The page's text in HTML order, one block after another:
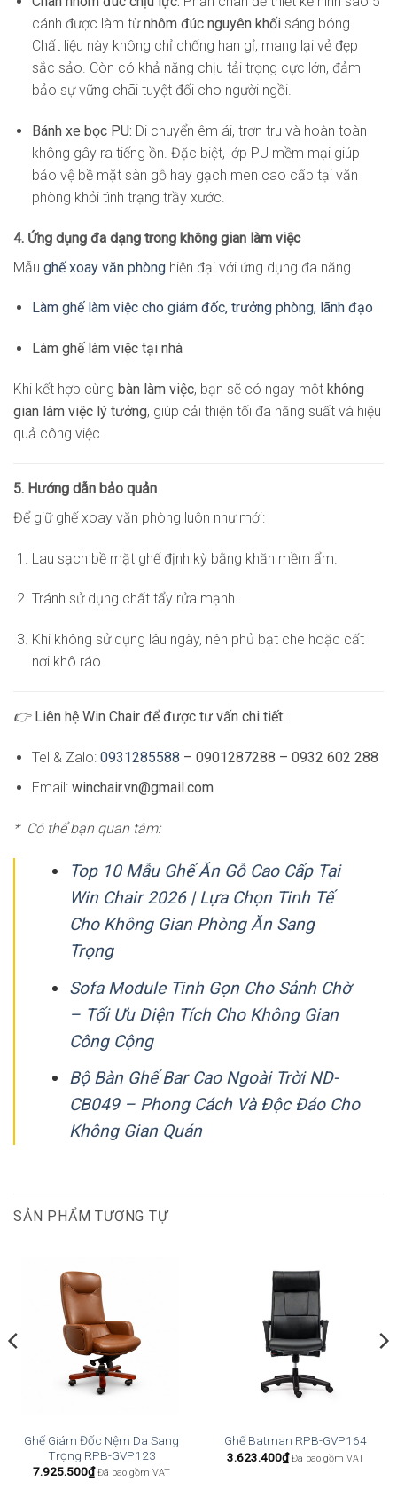
cánh được làm từnhôm đúc nguyên khốisáng bóng.
Chất liệu này không chỉ chống han gỉ, mang lại vẻ đẹp
sắc sảo. Còn có khả năng chịu tải trọng cực lớn, đảm
bảo sự vững chãi tuyệt đối cho người ngồi.
Bánh xe bọc PU: Di chuyển êm ái, trơn tru và hoàn toàn
không gây ra tiếng ồn. Đặc biệt, lớp PU mềm mại giúp
bảo vệ bề mặt sàn gỗ hay gạch men cao cấp tại văn
phòng khỏi tình trạng trầy xước.
4. Ứng dụng đa dạng trong không gian làm việc
Mẫu ghế xoay văn phòng hiện đại với ứng dụng đa năng
Làm ghế làm việc cho giám đốc, trưởng phòng, lãnh đạo
Làm ghế làm việc tại nhà
Khi kết hợp cùng bàn làm việc, bạn sẽ có ngay một không
gian làm việc lý tưởng, giúp cải thiện tối đa năng suất và hiệu
quả công việc.
5. Hướng dẫn bảo quản
Để giữ ghế xoay văn phòng luôn như mới:
Lau sạch bề mặt ghế định kỳ bằng khăn mềm ẩm.
Tránh sử dụng chất tẩy rửa mạnh.
Khi không sử dụng lâu ngày, nên phủ bạt che hoặc cất
nơi khô ráo.
👉 Liên hệ Win Chair để được tư vấn chi tiết:
Tel & Zalo: 0931285588 – 0901287288 – 0932 602 288
Email: winchair.vn@gmail.com
* Có thể bạn quan tâm:
Top 10 Mẫu Ghế Ăn Gỗ Cao Cấp Tại
Win Chair 2026 | Lựa Chọn Tinh Tế
Cho Không Gian Phòng Ăn Sang
Trọng
Sofa Module Tinh Gọn Cho Sảnh Chờ
– Tối Ưu Diện Tích Cho Không Gian
Công Cộng
Bộ Bàn Ghế Bar Cao Ngoài Trời ND-
CB049 – Phong Cách Và Độc Đáo Cho
Không Gian Quán
SẢN PHẨM TƯƠNG TỰ
Ghế Giám Đốc Nệm Da Sang
Trọng RPB-GVP123
7.925.500₫ Đã bao gồm VAT
Ghế Batman RPB-GVP164
3.623.400₫ Đã bao gồm VAT